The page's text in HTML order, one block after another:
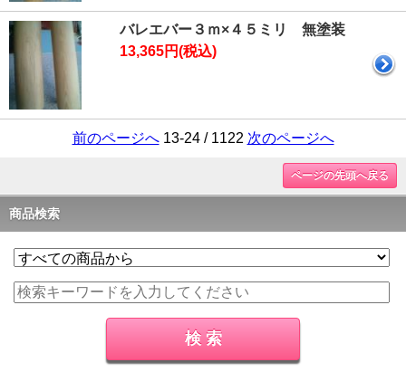
バレエバー３ｍ×４５ミリ 無塗装
13,365円(税込)
前のページへ13-24 / 1122 次のページへ
ページの先頭へ戻る
商品検索